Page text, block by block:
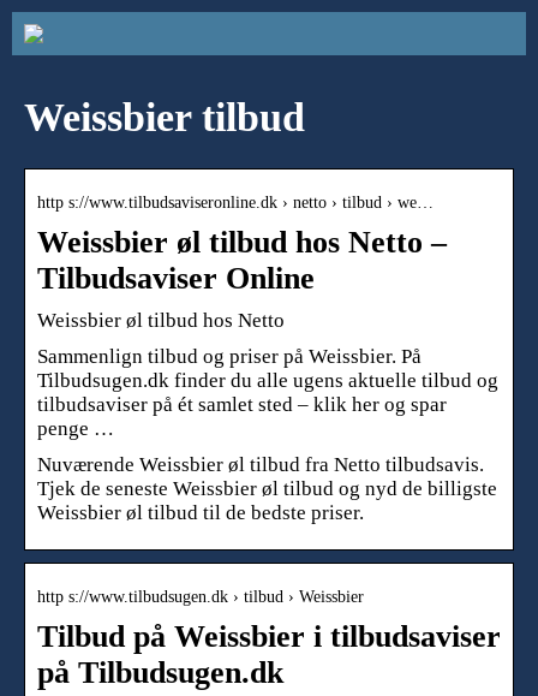
Weissbier tilbud
http s://www.tilbudsaviseronline.dk › netto › tilbud › we…
Weissbier øl tilbud hos Netto –
Tilbudsaviser Online
Weissbier øl tilbud hos Netto
Sammenlign tilbud og priser på Weissbier. På
Tilbudsugen.dk finder du alle ugens aktuelle tilbud og
tilbudsaviser på ét samlet sted – klik her og spar
penge …
Nuværende Weissbier øl tilbud fra Netto tilbudsavis.
Tjek de seneste Weissbier øl tilbud og nyd de billigste
Weissbier øl tilbud til de bedste priser.
http s://www.tilbudsugen.dk › tilbud › Weissbier
Tilbud på Weissbier i tilbudsaviser
på Tilbudsugen.dk